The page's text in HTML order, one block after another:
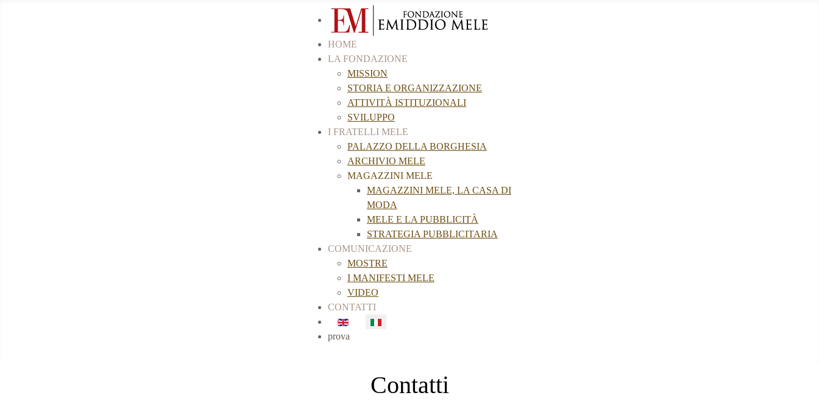
HOME
LA FONDAZIONE
MISSION
STORIA E ORGANIZZAZIONE
ATTIVITÀ ISTITUZIONALI
SVILUPPO
I FRATELLI MELE
PALAZZO DELLA BORGHESIA
ARCHIVIO MELE
MAGAZZINI MELE
MAGAZZINI MELE, LA CASA DI
MODA
MELE E LA PUBBLICITÀ
STRATEGIA PUBBLICITARIA
COMUNICAZIONE
MOSTRE
I MANIFESTI MELE
VIDEO
CONTATTI
Seleziona la tua lingua
prova
Contatti